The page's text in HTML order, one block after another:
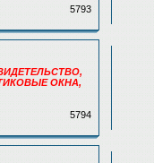
5793
ОКНА,
5794